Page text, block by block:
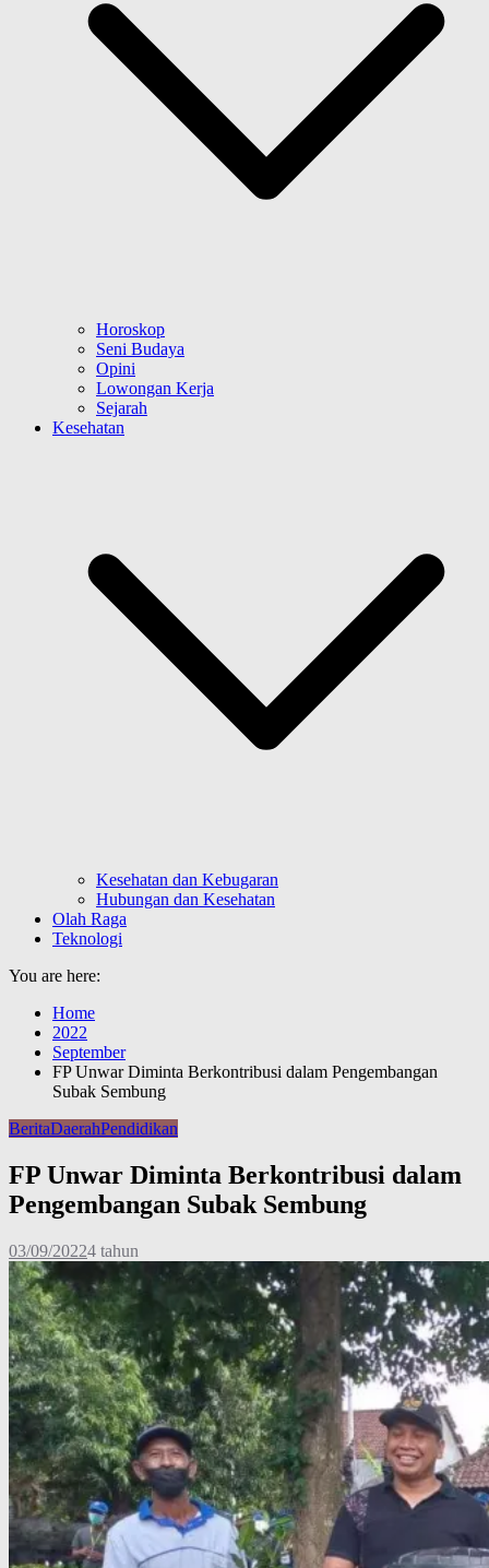
Horoskop
Seni Budaya
Opini
Lowongan Kerja
Sejarah
Kesehatan
Kesehatan dan Kebugaran
Hubungan dan Kesehatan
Olah Raga
Teknologi
You are here:
Home
2022
September
FP Unwar Diminta Berkontribusi dalam Pengembangan
Subak Sembung
BeritaDaerahPendidikan
FP Unwar Diminta Berkontribusi dalam
Pengembangan Subak Sembung
03/09/20224 tahun